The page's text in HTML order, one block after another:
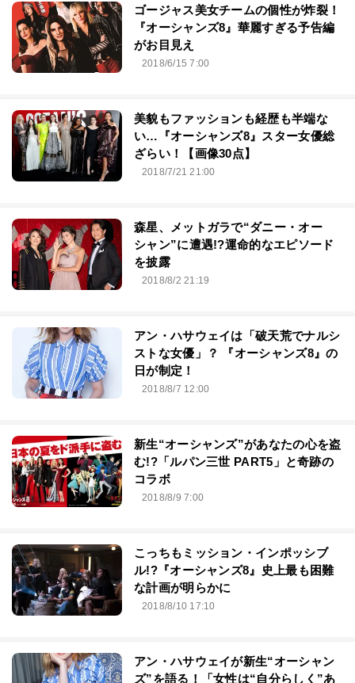
ゴージャス美女チームの個性が炸裂！
『オーシャンズ8』華麗すぎる予告編
がお目見え
2018/6/15 7:00
美貌もファッションも経歴も半端な
い…『オーシャンズ8』スター女優総
ざらい！【画像30点】
2018/7/21 21:00
森星、メットガラで“ダニー・オー
シャン”に遭遇!?運命的なエピソード
を披露
2018/8/2 21:19
アン・ハサウェイは「破天荒でナルシ
ストな女優」？ 『オーシャンズ8』の
日が制定！
2018/8/7 12:00
新生“オーシャンズ”があなたの心を盗
む!?「ルパン三世 PART5」と奇跡の
コラボ
2018/8/9 7:00
こっちもミッション・インポッシブ
ル!?『オーシャンズ8』史上最も困難
な計画が明らかに
2018/8/10 17:10
アン・ハサウェイが新生“オーシャン
ズ”を語る！「女性は“自分らしく”あ